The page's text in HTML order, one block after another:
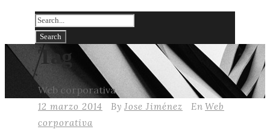
Tag
Web corporativa
12 marzo 2014 By Jose Jiménez En Web
corporativa